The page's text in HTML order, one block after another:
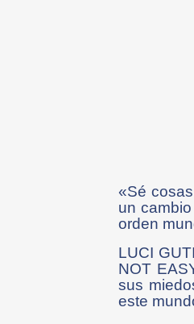
«Sé
un
orden
LUCI
NOT
sus
este